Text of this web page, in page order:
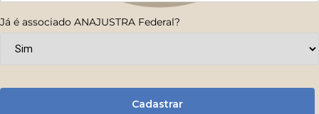
Já é associado ANAJUSTRA Federal?
Cadastrar